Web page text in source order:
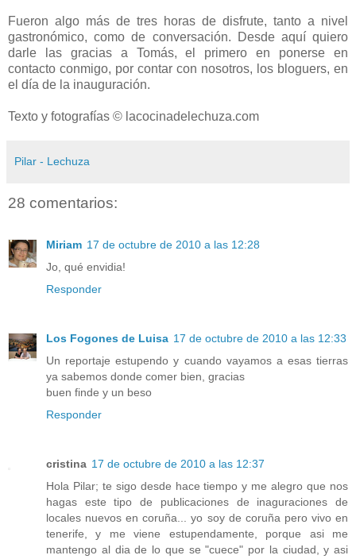
Fueron algo más de tres horas de disfrute, tanto a nivel
gastronómico, como de conversación. Desde aquí quiero
darle las gracias a Tomás, el primero en ponerse en
contacto conmigo, por contar con nosotros, los bloguers, en
el día de la inauguración.
Texto y fotografías © lacocinadelechuza.com
Pilar - Lechuza
28 comentarios:
Miriam 17 de octubre de 2010 a las 12:28
Jo, qué envidia!
Responder
Los Fogones de Luisa 17 de octubre de 2010 a las 12:33
Un reportaje estupendo y cuando vayamos a esas tierras
ya sabemos donde comer bien, gracias
buen finde y un beso
Responder
cristina 17 de octubre de 2010 a las 12:37
Hola Pilar; te sigo desde hace tiempo y me alegro que nos
hagas este tipo de publicaciones de inaguraciones de
locales nuevos en coruña... yo soy de coruña pero vivo en
tenerife, y me viene estupendamente, porque asi me
mantengo al dia de lo que se "cuece" por la ciudad, y asi